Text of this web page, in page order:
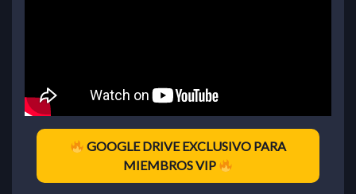
GOOGLE DRIVE EXCLUSIVO PARA
MIEMBROS VIP